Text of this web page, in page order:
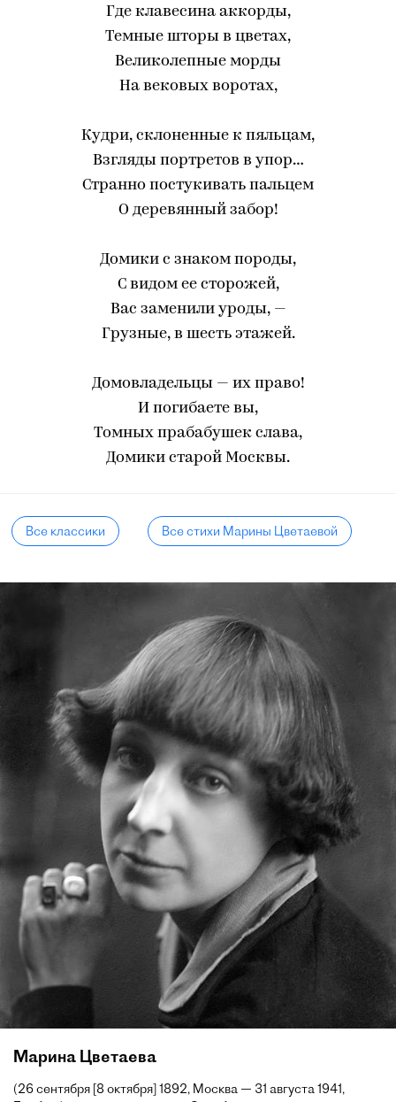
Где клавесина аккорды,
Темные шторы в цветах,
Великолепные морды
На вековых воротах,
Кудри, склоненные к пяльцам,
Взгляды портретов в упор…
Странно постукивать пальцем
О деревянный забор!
Домики с знаком породы,
С видом ее сторожей,
Вас заменили уроды, —
Грузные, в шесть этажей.
Домовладельцы — их право!
И погибаете вы,
Томных прабабушек слава,
Домики старой Москвы.
Все классики Все стихи Марины Цветаевой
Марина Цветаева
(26 сентября [8 октября] 1892, Москва — 31 августа 1941,